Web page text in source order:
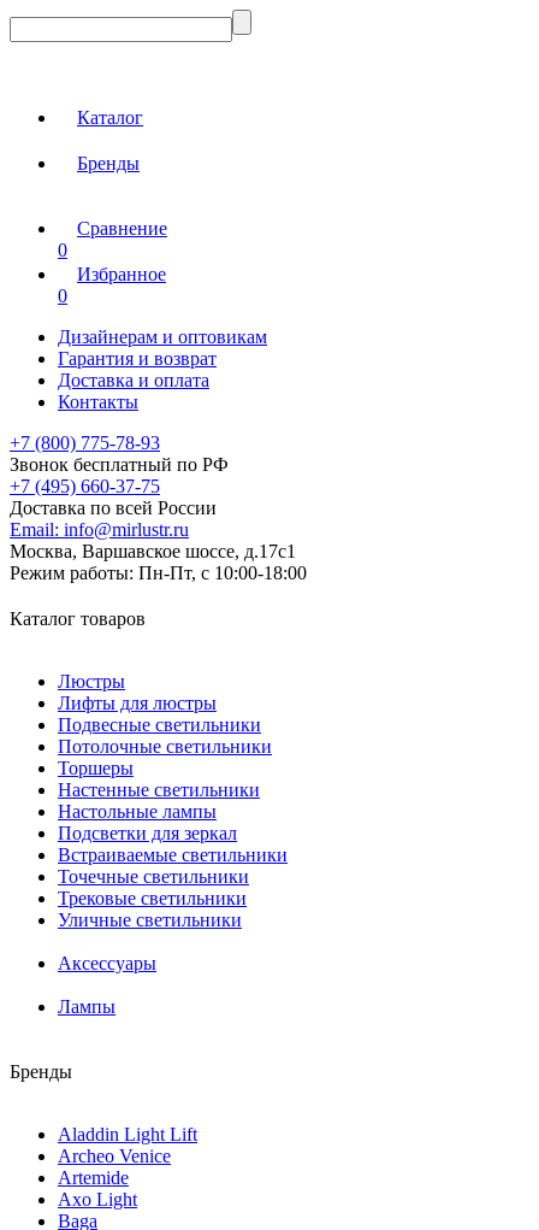
Каталог
Бренды
Сравнение
0
Избранное
0
Дизайнерам и оптовикам
Гарантия и возврат
Доставка и оплата
Контакты
+7 (800) 775-78-93
Звонок бесплатный по РФ
+7 (495) 660-37-75
Доставка по всей России
Email: info@mirlustr.ru
Москва, Варшавское шоссе, д.17c1
Режим работы: Пн-Пт, с 10:00-18:00
Каталог товаров
Люстры
Лифты для люстры
Подвесные светильники
Потолочные светильники
Торшеры
Настенные светильники
Настольные лампы
Подсветки для зеркал
Встраиваемые светильники
Точечные светильники
Трековые светильники
Уличные светильники
Аксессуары
Лампы
Бренды
Aladdin Light Lift
Archeo Venice
Artemide
Axo Light
Baga